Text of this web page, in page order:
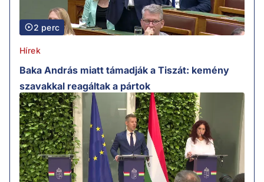
2 perc
Hírek
Baka András miatt támadják a Tiszát: kemény
szavakkal reagáltak a pártok